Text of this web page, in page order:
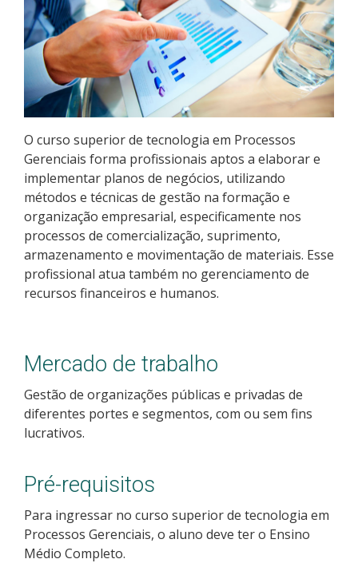
Educação a Distância
Educação de Jovens e Adultos
PartiuIF
Parcerias
Processo de Inscrição
Como posso estudar no IFSC?
Calendário de inscrições
Orientações para comprovação de cotas
O curso superior de tecnologia em Processos
Gerenciais forma profissionais aptos a elaborar e
implementar planos de negócios, utilizando
métodos e técnicas de gestão na formação e
organização empresarial, especificamente nos
processos de comercialização, suprimento,
armazenamento e movimentação de materiais. Esse
profissional atua também no gerenciamento de
recursos financeiros e humanos.
Mercado de trabalho
Gestão de organizações públicas e privadas de
diferentes portes e segmentos, com ou sem fins
lucrativos.
Pré-requisitos
Para ingressar no curso superior de tecnologia em
Processos Gerenciais, o aluno deve ter o Ensino
Médio Completo.